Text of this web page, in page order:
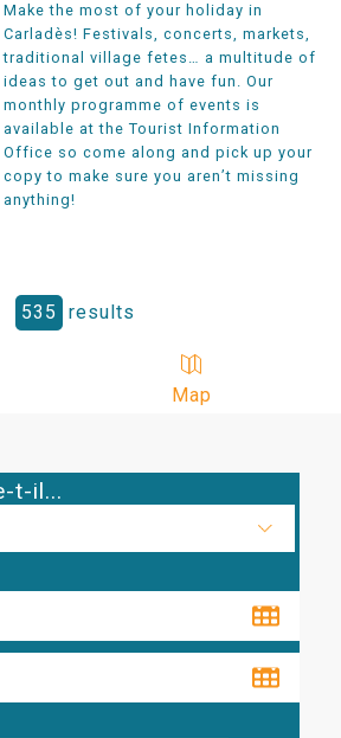
Make the most of your holiday in
Carladès! Festivals, concerts, markets,
traditional village fetes… a multitude of
ideas to get out and have fun. Our
monthly programme of events is
available at the Tourist Information
Office so come along and pick up your
copy to make sure you aren’t missing
anything!
535 results
Map
t-il...